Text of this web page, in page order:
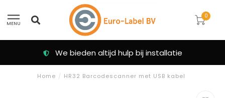
MENU
0
We bieden altijd hulp bij installatie
Home / HR32 Barcodescanner met USB kabel